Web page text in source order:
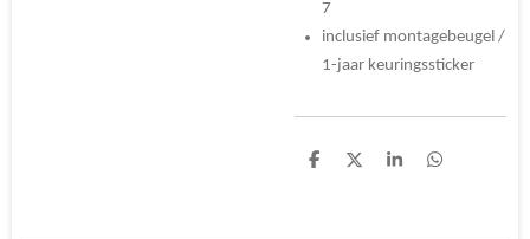
7
inclusief montagebeugel /
1-jaar keuringssticker
D
D
S
D